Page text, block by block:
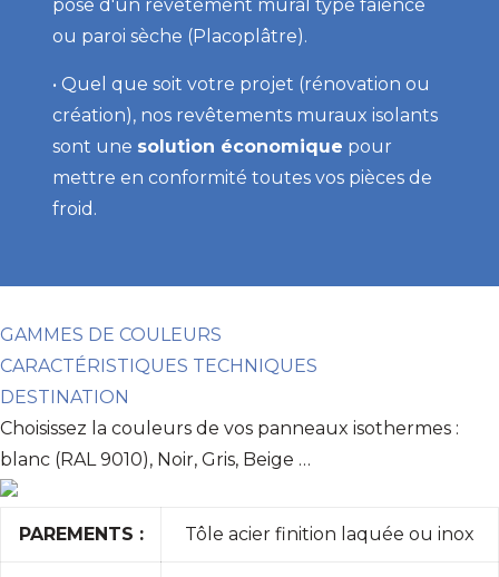
pose d'un revêtement mural type faïence
ou paroi sèche (Placoplâtre).
• Quel que soit votre projet (rénovation ou
création), nos revêtements muraux isolants
sont une solution économique pour
mettre en conformité toutes vos pièces de
froid.
GAMMES DE COULEURS
CARACTÉRISTIQUES TECHNIQUES
DESTINATION
Choisissez la couleurs de vos panneaux isothermes :
blanc (RAL 9010), Noir, Gris, Beige …
PAREMENTS : Tôle acier finition laquée ou inox